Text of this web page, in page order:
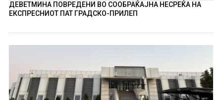
ДЕВЕТМИНА ПОВРЕДЕНИ ВО СООБРАЌАЈНА НЕСРЕЌА НА
ЕКСПРЕСНИОТ ПАТ ГРАДСКО-ПРИЛЕП